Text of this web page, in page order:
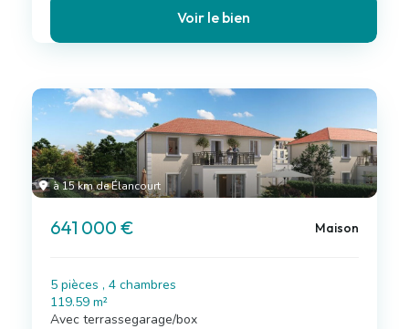
Voir le bien
à 15 km de Élancourt
641 000 € Maison
5 pièces , 4 chambres
119.59 m²
Avec terrassegarage/box